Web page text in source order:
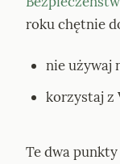
roku chętnie
nie używaj
korzystaj z
Te dwa